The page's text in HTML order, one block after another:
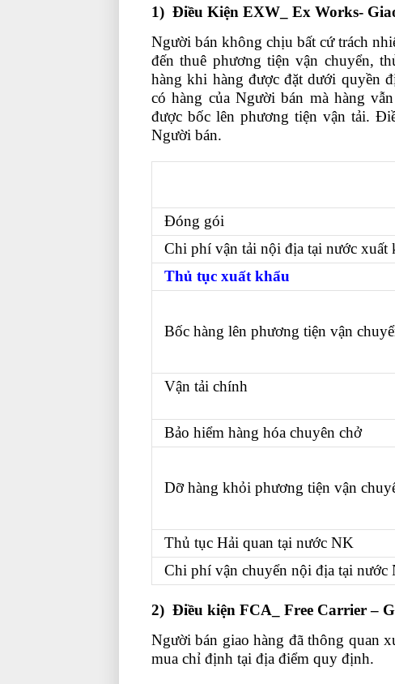
1) Điều Kiện EXW_ Ex Works-
Người bán không chịu bất cứ trách
đến thuê phương tiện vận chuyển,
hàng khi hàng được đặt dưới quyền
có hàng của Người bán mà hàng
được bốc lên phương tiện vận tải.
Người bán.
Đóng gói
Chi phí vận tải nội địa tại nước xuất
Thủ tục xuất khẩu
Bốc hàng lên phương tiện vận
Vận tải chính
Bảo hiểm hàng hóa chuyên chở
Dỡ hàng khỏi phương tiện vận
Thủ tục Hải quan tại nước NK
Chi phí vận chuyển nội địa tại nước
2) Điều kiện FCA_ Free Carrier –
Người bán giao hàng đã thông quan
mua chỉ định tại địa điểm quy định.